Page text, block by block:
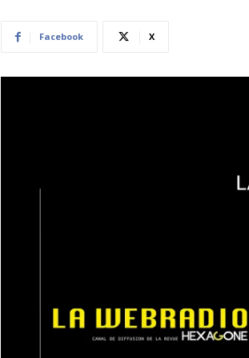
Facebook X